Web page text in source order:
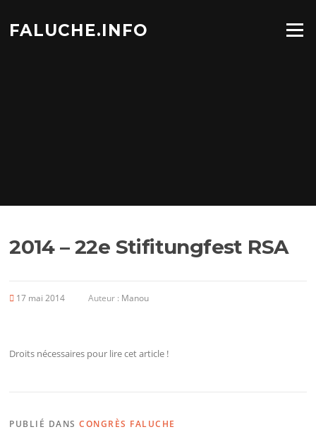
contenu
FALUCHE.INFO Menu
2014 – 22e Stifitungfest RSA
17 mai 2014 Auteur : Manou
Droits nécessaires pour lire cet article !
PUBLIÉ DANSCONGRÈS FALUCHE